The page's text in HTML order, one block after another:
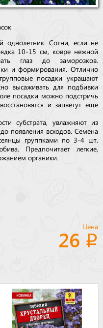
однолетник. Сотни, если не
10-15 см, ковре нежной
глаз до заморозков.
и формирования. Отлично
посадки украшают
высаживать для подбивки
посадки можно подстричь
и зацветут еще
субстрата, увлажняют из
появления всходов. Семена
группками по 3-4 шт.
Предпочитает легкие,
органики.
Цена
26